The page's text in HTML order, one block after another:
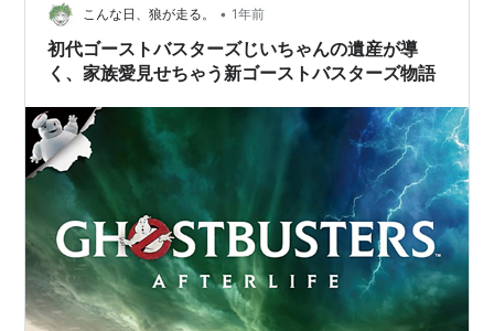
こんな日、狼が走る。 • 1年前
初代ゴーストバスターズじいちゃんの遺産が導
く、家族愛見せちゃう新ゴーストバスターズ物語